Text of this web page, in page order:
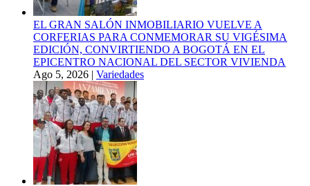
EL GRAN SALÓN INMOBILIARIO VUELVE A
CORFERIAS PARA CONMEMORAR SU VIGÉSIMA
EDICIÓN, CONVIRTIENDO A BOGOTÁ EN EL
EPICENTRO NACIONAL DEL SECTOR VIVIENDA
Ago 5, 2026 | Variedades